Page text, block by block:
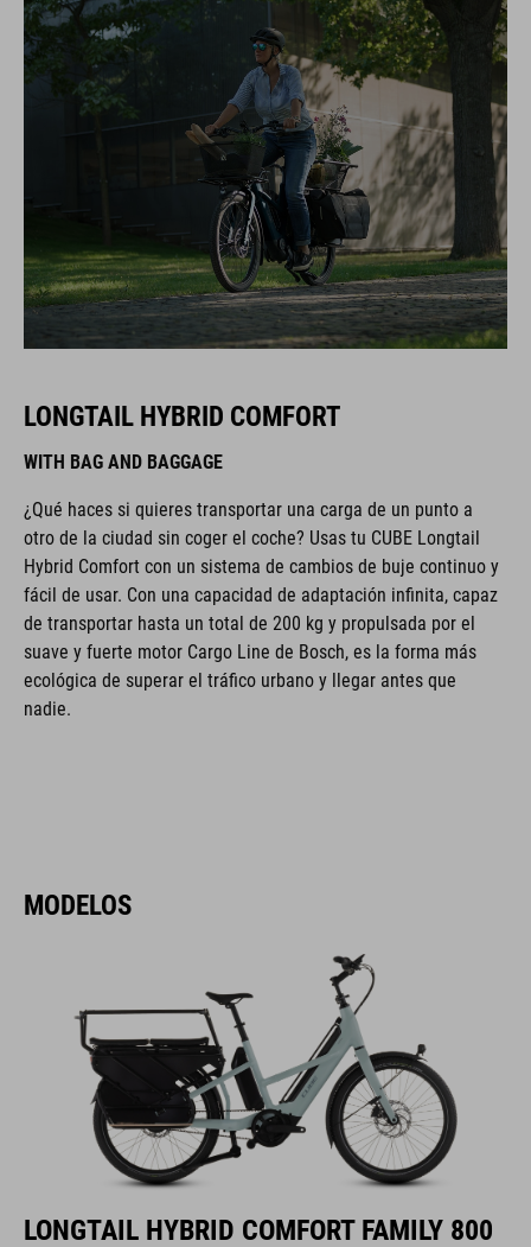
LONGTAIL HYBRID COMFORT
WITH BAG AND BAGGAGE
¿Qué haces si quieres transportar una carga de un punto a
otro de la ciudad sin coger el coche? Usas tu CUBE Longtail
Hybrid Comfort con un sistema de cambios de buje continuo y
fácil de usar. Con una capacidad de adaptación infinita, capaz
de transportar hasta un total de 200 kg y propulsada por el
suave y fuerte motor Cargo Line de Bosch, es la forma más
ecológica de superar el tráfico urbano y llegar antes que
nadie.
MODELOS
LONGTAIL HYBRID COMFORT FAMILY 800